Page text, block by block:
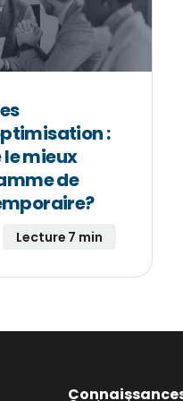
:
mieux
de
Lecture 7 min